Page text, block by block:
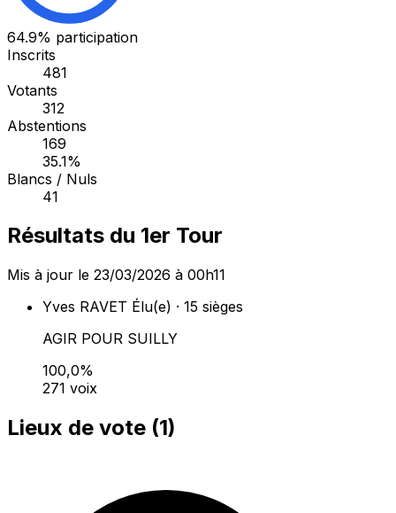
64.9% participation
Inscrits
481
Votants
312
Abstentions
169
35.1%
Blancs / Nuls
41
Résultats du 1er Tour
Mis à jour le 23/03/2026 à 00h11
Yves RAVET Élu(e) · 15 sièges
AGIR POUR SUILLY
100,0%
271 voix
Lieux de vote (1)